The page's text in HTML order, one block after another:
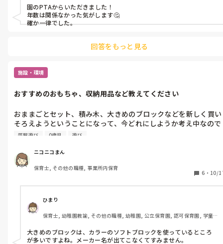
園のPTAからいただきました！
年数は関係なかった気がします🤔
確か一律でした。
回答をもっと見る
施設・環境
おすすめのおもちゃ、収納用品など教えてください
おままごとセット、積み木、大きめのブロックなどを新しく買い
そろえようということになって、今どれにしようか考え中なので
すが、ここのいいよ、などおすすめのものがあったら教えていた
あと、収納アイディアなども教えていただきたいです。もう据え
置きの棚は置けないので、動かせるもので、子どももわかりやす
い収納用品などお使いだったら教えていただきたいです。
部屋遊び 0歳児 遊び
ニコニコまん
保育士, その他の職種, 事業所内保育
6 ・ 10/
ひまり
保育士, 幼稚園教諭, その他の職種, 幼稚園, 公立保育園, 認可保育園, 学童
大きめのブロックは、カラーのソフトブロックを使っているところ
が多いですよね。メーカー名が出てこなくてすみません。